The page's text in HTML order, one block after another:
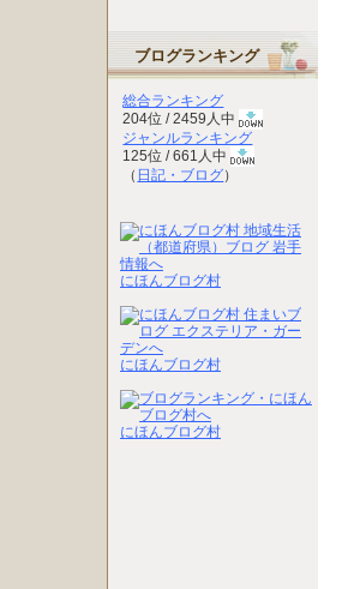
ブログランキング
総合ランキング
204位 / 2459人中
ジャンルランキング
125位 / 661人中
（ 日記・ブログ）
にほんブログ村
にほんブログ村
にほんブログ村